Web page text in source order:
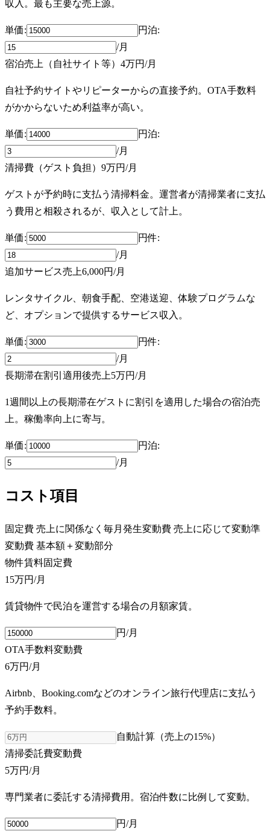
収入。最も主要な売上源。
単価: 円泊:
/月
宿泊売上（自社サイト等） 4万円/月
自社予約サイトやリピーターからの直接予約。OTA手数料
がかからないため利益率が高い。
単価: 円泊:
/月
清掃費（ゲスト負担） 9万円/月
ゲストが予約時に支払う清掃料金。運営者が清掃業者に支払
う費用と相殺されるが、収入として計上。
単価: 円件:
/月
追加サービス売上6,000円/月
レンタサイクル、朝食手配、空港送迎、体験プログラムな
ど、オプションで提供するサービス収入。
単価: 円件:
/月
長期滞在割引適用後売上5万円/月
1週間以上の長期滞在ゲストに割引を適用した場合の宿泊売
上。稼働率向上に寄与。
単価: 円泊:
/月
コスト項目
固定費 売上に関係なく毎月発生変動費 売上に応じて変動準
変動費 基本額＋変動部分
物件賃料固定費
15万円/月
賃貸物件で民泊を運営する場合の月額家賃。
円/月
OTA手数料変動費
6万円/月
Airbnb、Booking.comなどのオンライン旅行代理店に支払う
予約手数料。
自動計算（売上の15%）
清掃委託費変動費
5万円/月
専門業者に委託する清掃費用。宿泊件数に比例して変動。
円/月